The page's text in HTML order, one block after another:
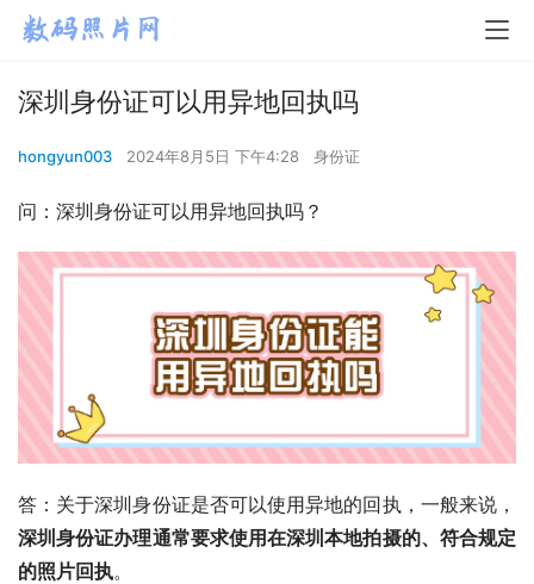
深圳身份证可以用异地回执吗
hongyun003 2024年8月5日 下午4:28 身份证
问：深圳身份证可以用异地回执吗？
答：关于深圳身份证是否可以使用异地的回执，一般来说，
深圳身份证办理通常要求使用在深圳本地拍摄的、符合规定
的照片回执。